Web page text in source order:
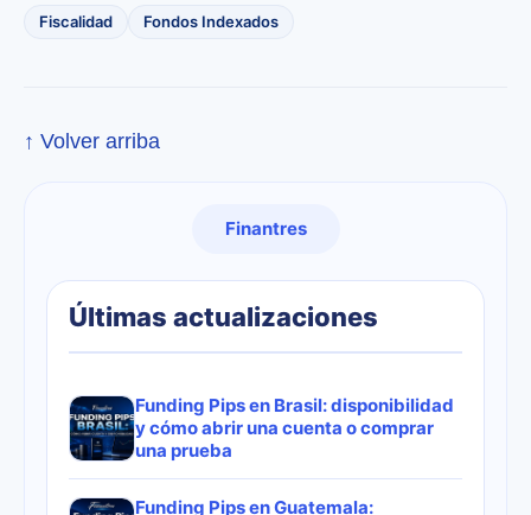
Fiscalidad Fondos Indexados
↑ Volver arriba
Finantres
Últimas actualizaciones
Funding Pips en Brasil: disponibilidad
y cómo abrir una cuenta o comprar
una prueba
Funding Pips en Guatemala: